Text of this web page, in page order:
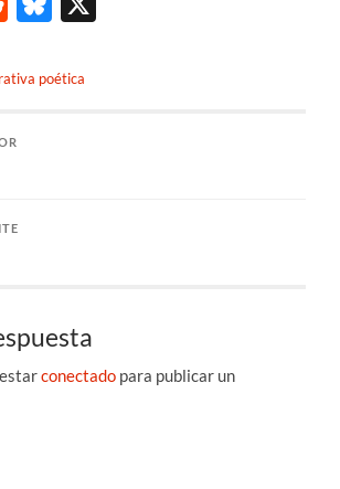
poética
estarconectado para publicar un